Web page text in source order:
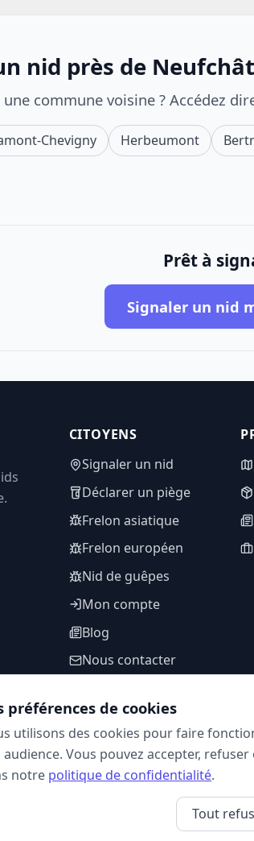
nid près de
commune voisine ? Accédez
Chevigny Herbeumont
Prêt à
Signaler un nid
CITOYENS
Signaler un nid
Déclarer un piège
Frelon asiatique
Frelon européen
Nid de guêpes
Mon compte
Blog
Nous contacter
SUIVEZ-NOUS
préférences de cookies
utilisons des cookies pour faire
audience. Vous pouvez accepter,
notre politique de confidentialité.
Tout